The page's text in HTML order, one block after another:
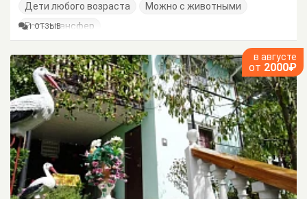
Дети любого возраста
Можно с животными
Есть трансфер
1 ОТЗЫВ
в августе
от 2000₽